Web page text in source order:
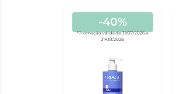
-40%
*Promoção válida de 31/07/2026 a
31/08/2026